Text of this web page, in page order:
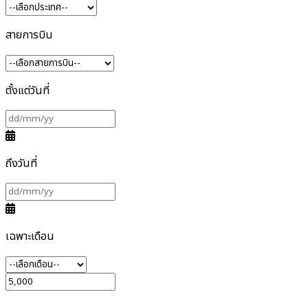
สายการบิน
ตั้งแต่วันที่
ถึงวันที่
เฉพาะเดือน